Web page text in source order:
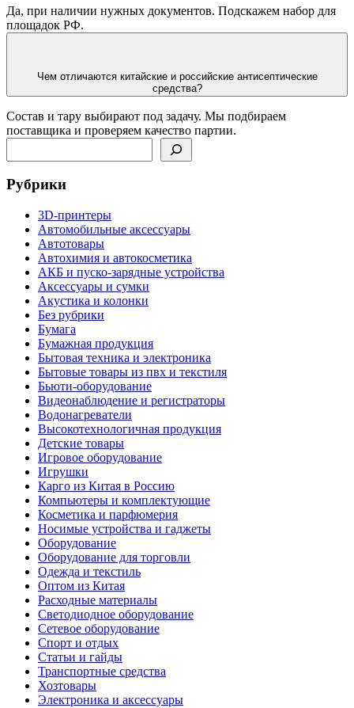
Да, при наличии нужных документов. Подскажем набор для
площадок РФ.
Чем отличаются китайские и российские антисептические
средства?
Состав и тару выбирают под задачу. Мы подбираем
поставщика и проверяем качество партии.
Рубрики
3D-принтеры
Автомобильные аксессуары
Автотовары
Автохимия и автокосметика
АКБ и пуско-зарядные устройства
Аксессуары и сумки
Акустика и колонки
Без рубрики
Бумага
Бумажная продукция
Бытовая техника и электроника
Бытовые товары из пвх и текстиля
Бьюти-оборудование
Видеонаблюдение и регистраторы
Водонагреватели
Высокотехнологичная продукция
Детские товары
Игровое оборудование
Игрушки
Карго из Китая в Россию
Компьютеры и комплектующие
Косметика и парфюмерия
Носимые устройства и гаджеты
Оборудование
Оборудование для торговли
Одежда и текстиль
Оптом из Китая
Расходные материалы
Светодиодное оборудование
Сетевое оборудование
Спорт и отдых
Статьи и гайды
Транспортные средства
Хозтовары
Электроника и аксессуары